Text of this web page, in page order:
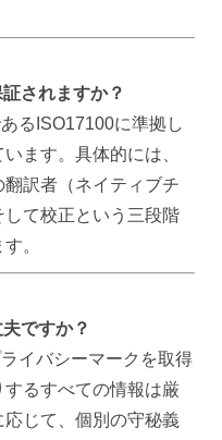
されますか？
るISO17100に準拠し
ます。具体的には、
訳者（ネイティブチ
て校正という三段階
。
ですか？
イバシーマークを取得
るすべての情報は厳
じて、個別の守秘義